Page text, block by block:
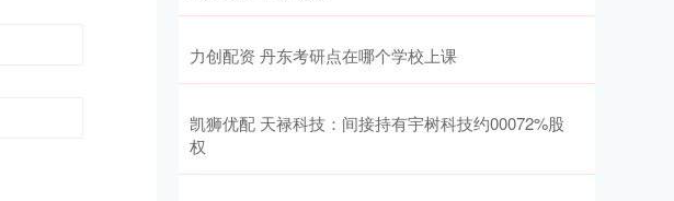
力创配资 丹东考研点在哪个学校上课
凯狮优配 天禄科技：间接持有宇树科技约00072%股
权